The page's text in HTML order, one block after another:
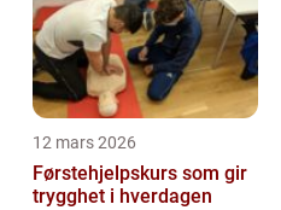
12 mars 2026
Førstehjelpskurs som gir
trygghet i hverdagen